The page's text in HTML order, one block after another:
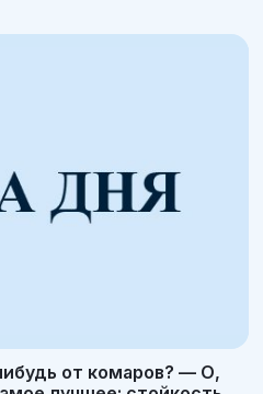
от комаров? — О,